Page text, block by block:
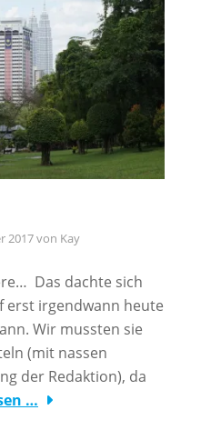
2017von Kay
Das dachte sich
erst irgendwann heute
Wir mussten sie
(mit nassen
der Redaktion), da
…